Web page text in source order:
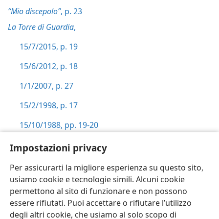
Impostazioni privacy
Per assicurarti la migliore esperienza su questo sito,
usiamo cookie e tecnologie simili. Alcuni cookie
permettono al sito di funzionare e non possono
essere rifiutati. Puoi accettare o rifiutare l’utilizzo
degli altri cookie, che usiamo al solo scopo di
“Mio discepolo”, p. 23
La Torre di Guardia,
15/7/2015, p. 19
15/6/2012, p. 18
1/1/2007, p. 27
15/2/1998, p. 17
15/10/1988, pp. 19-20
Rivelazione, pp. 254,255-256,
Italiano Impostazioni
Copyright © 2026 Watch Tower Bible and Tract Society of Pennsylvania